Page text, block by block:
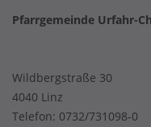
Pfarrgemeinde Urfahr-
Wildbergstraße 30
4040 Linz
Telefon: 0732/731098-0